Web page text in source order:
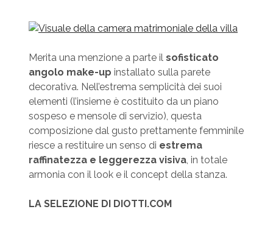
Merita una menzione a parte il sofisticato
angolo make-up installato sulla parete
decorativa. Nell’estrema semplicità dei suoi
elementi (l’insieme è costituito da un piano
sospeso e mensole di servizio), questa
composizione dal gusto prettamente femminile
riesce a restituire un senso di estrema
raffinatezza e leggerezza visiva, in totale
armonia con il look e il concept della stanza.
LA SELEZIONE DI DIOTTI.COM